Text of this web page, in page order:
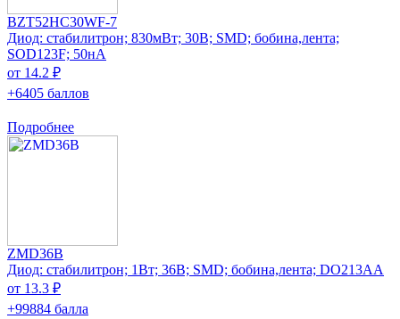
BZT52HC30WF-7
Диод: стабилитрон; 830мВт; 30В; SMD; бобина,лента;
SOD123F; 50нА
от 14.2 ₽
+6405 баллов
Подробнее
ZMD36B
Диод: стабилитрон; 1Вт; 36В; SMD; бобина,лента; DO213AA
от 13.3 ₽
+99884 балла